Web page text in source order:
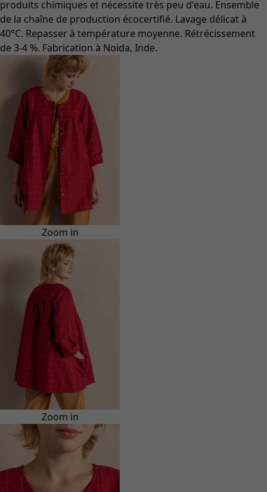
produits chimiques et nécessite très peu d'eau. Ensemble
de la chaîne de production écocertifié. Lavage délicat à
40°C. Repasser à température moyenne. Rétrécissement
de 3-4 %. Fabrication à Noida, Inde.
Zoom in
Zoom in